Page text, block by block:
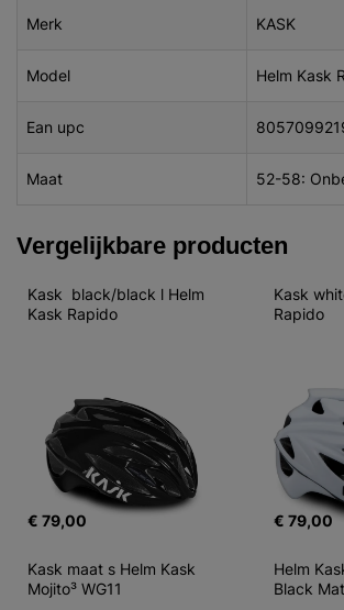
Merk KASK
Model Helm Kask
Ean upc
Maat 52-58:
Vergelijkbare producten
Kask  black/black l Helm
Kask Rapido
€ 79,00
Kask
Rapido
€ 79,00
Kask maat s Helm Kask
Mojito³ WG11
Helm
Black